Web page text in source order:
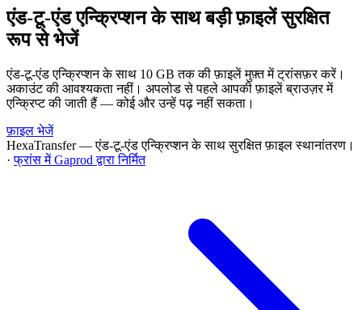
एंड-टू-एंड एन्क्रिप्शन के साथ बड़ी फ़ाइलें सुरक्षित
रूप से भेजें
एंड-टू-एंड एन्क्रिप्शन के साथ 10 GB तक की फ़ाइलें मुफ़्त में ट्रांसफ़र करें।
अकाउंट की आवश्यकता नहीं। अपलोड से पहले आपकी फ़ाइलें ब्राउज़र में
एन्क्रिप्ट की जाती हैं — कोई और उन्हें पढ़ नहीं सकता।
फ़ाइल भेजें
HexaTransfer — एंड-टू-एंड एन्क्रिप्शन के साथ सुरक्षित फ़ाइल स्थानांतरण।
· फ्रांस में Gaprod द्वारा निर्मित